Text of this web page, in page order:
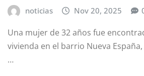
noticias Nov 20, 2025
Una mujer de 32 años fue
vivienda en el barrio Nueva
…